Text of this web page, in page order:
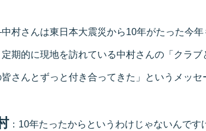
村さんは東日本大震災から10年がたった今年
期的に現地を訪れている中村さんの「クラ
皆さんとずっと付き合ってきた」というメッセ
：10年たったからというわけじゃないんで